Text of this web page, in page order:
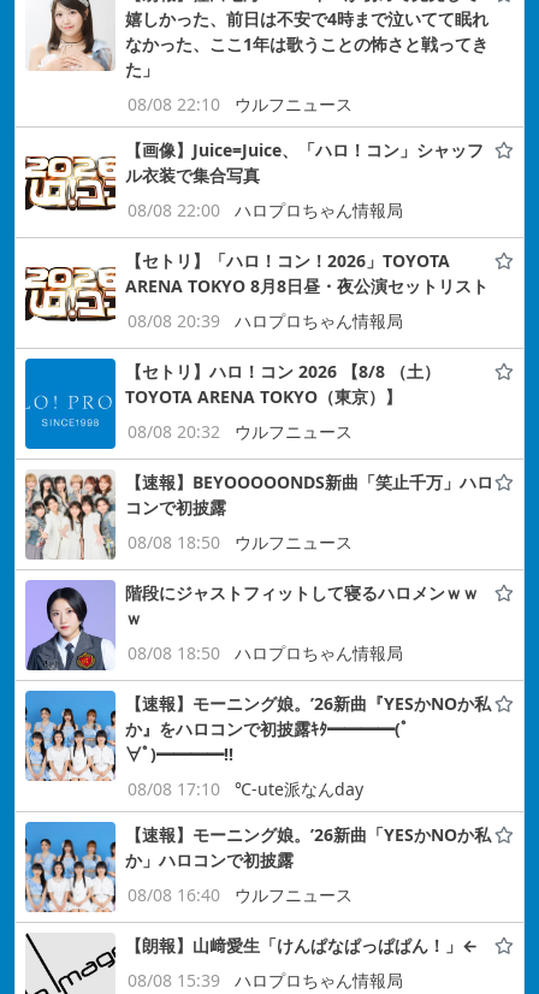
嬉しかった、前日は不安で4時まで泣いてて眠れ
なかった、ここ1年は歌うことの怖さと戦ってき
た」
08/08 22:10
ウルフニュース
【画像】Juice=Juice、「ハロ！コン」シャッフ
ル衣装で集合写真
08/08 22:00
ハロプロちゃん情報局
【セトリ】「ハロ！コン！2026」TOYOTA
ARENA TOKYO 8月8日昼・夜公演セットリスト
08/08 20:39
ハロプロちゃん情報局
【セトリ】ハロ！コン 2026 【8/8 （土）
TOYOTA ARENA TOKYO（東京）】
08/08 20:32
ウルフニュース
【速報】BEYOOOOONDS新曲「笑止千万」ハロ
コンで初披露
08/08 18:50
ウルフニュース
階段にジャストフィットして寝るハロメンｗｗ
ｗ
08/08 18:50
ハロプロちゃん情報局
【速報】モーニング娘。’26新曲『YESかNOか私
か』をハロコンで初披露ｷﾀ━━━━(ﾟ
∀ﾟ)━━━━!!
08/08 17:10
℃-ute派なんday
【速報】モーニング娘。’26新曲「YESかNOか私
か」ハロコンで初披露
08/08 16:40
ウルフニュース
【朗報】山﨑愛生「けんぱなぱっぱぱん！」←
08/08 15:39
ハロプロちゃん情報局